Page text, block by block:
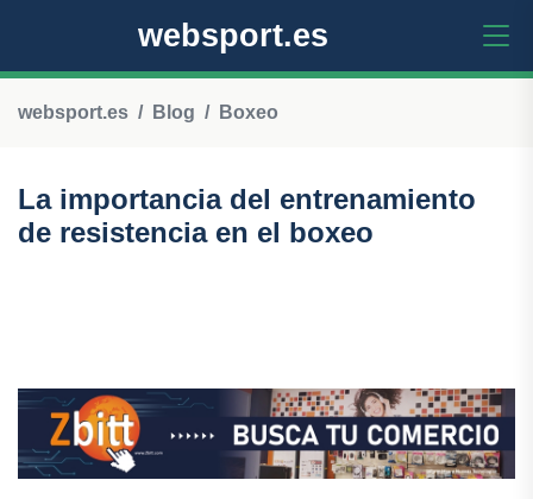
websport.es
websport.es Blog Boxeo
La importancia del entrenamiento
de resistencia en el boxeo